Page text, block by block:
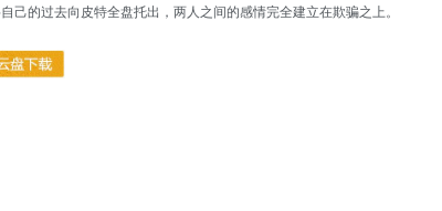
的过去向皮特全盘托出，两人之间的感情完全建立在欺骗之上。